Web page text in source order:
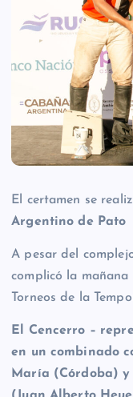
El certamen se
Argentino de Pato
A pesar del
complicó la
Torneos de la
El Cencerro –
en un combinado
María (Córdoba)